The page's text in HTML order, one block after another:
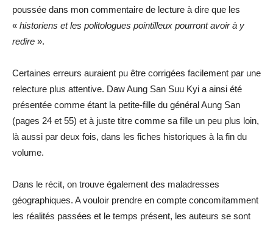
poussée dans mon commentaire de lecture à dire que les
« historiens et les politologues pointilleux pourront avoir à y
redire ».
Certaines erreurs auraient pu être corrigées facilement par une
relecture plus attentive. Daw Aung San Suu Kyi a ainsi été
présentée comme étant la petite-fille du général Aung San
(pages 24 et 55) et à juste titre comme sa fille un peu plus loin,
là aussi par deux fois, dans les fiches historiques à la fin du
volume.
Dans le récit, on trouve également des maladresses
géographiques. A vouloir prendre en compte concomitamment
les réalités passées et le temps présent, les auteurs se sont